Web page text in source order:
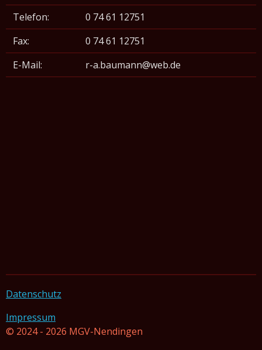
Telefon:
0 74 61 12751
Fax:
0 74 61 12751
E-Mail:
r-a.baumann@web.de
Datenschutz
Impressum
© 2024 - 2026 MGV-Nendingen